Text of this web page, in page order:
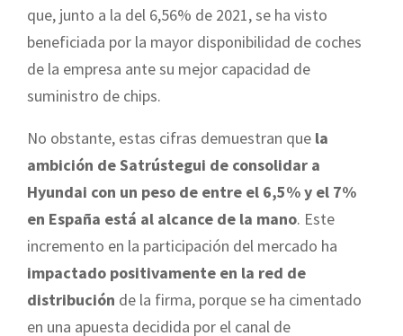
que, junto a la del 6,56% de 2021, se ha visto
beneficiada por la mayor disponibilidad de coches
de la empresa ante su mejor capacidad de
suministro de chips.
No obstante, estas cifras demuestran que la
ambición de Satrústegui de consolidar a
Hyundai con un peso de entre el 6,5% y el 7%
en España está al alcance de la mano. Este
incremento en la participación del mercado ha
impactado positivamente en la red de
distribución de la firma, porque se ha cimentado
en una apuesta decidida por el canal de